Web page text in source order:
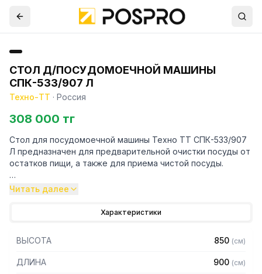
СТОЛ Д/ПОСУДОМОЕЧНОЙ МАШИНЫ
СПК-533/907 Л
Техно-ТТ · Россия
308 000 тг
Стол для посудомоечной машины Техно ТТ СПК-533/907
Л предназначен для предварительной очистки посуды от
остатков пищи, а также для приема чистой посуды.
Особенности:
— Стол навесной с бортом высотой 70 мм для
нержавеющей стали марки AISI 304 толщиной 1 мм
расположена слева, крепление слева
— Столешница из нержавеющей стали марки AISI 304
Читать далее
Характеристики
ВЫСОТА 850 (см)
ДЛИНА 900 (см)